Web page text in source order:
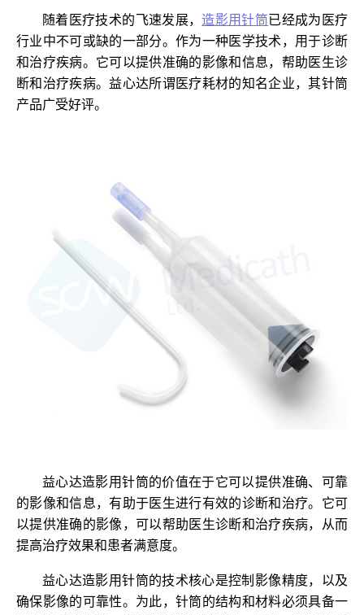
随着医疗技术的飞速发展，造影用针筒 已经成为医疗
行业中不可或缺的一部分。作为一种医学技术，用于诊断
和治疗疾病。它可以提供准确的影像和信息，帮助医生诊
断和治疗疾病。益心达所谓医疗耗材的知名企业，其针筒
产品广受好评。
益心达造影用针筒的价值在于它可以提供准确、可靠
的影像和信息，有助于医生进行有效的诊断和治疗。它可
以提供准确的影像，可以帮助医生诊断和治疗疾病，从而
提高治疗效果和患者满意度。
益心达造影用针筒的技术核心是控制影像精度，以及
确保影像的可靠性。为此，针筒的结构和材料必须具备一